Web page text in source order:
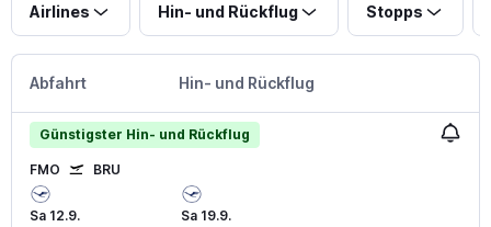
Airlines Hin- und Rückflug Stopps
Abfahrt Hin- und Rückflug
Günstigster Hin- und Rückflug
FMO BRU
Sa 12.9.
Sa 19.9.